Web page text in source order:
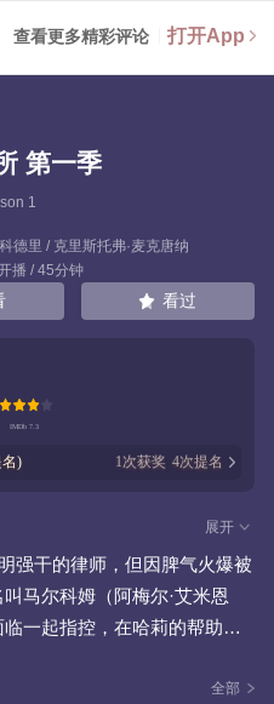
查看更多精彩评论 打开App
第一季
1
德里 / 克里斯托弗·麦克唐纳
播 / 45分钟
看过
) 1次获奖 4次提名
展开
强干的律师，但因脾气火爆被
马尔科姆（阿梅尔·艾米恩
一起指控，在哈莉的帮助
，哈莉和马尔科姆租下一间
全部